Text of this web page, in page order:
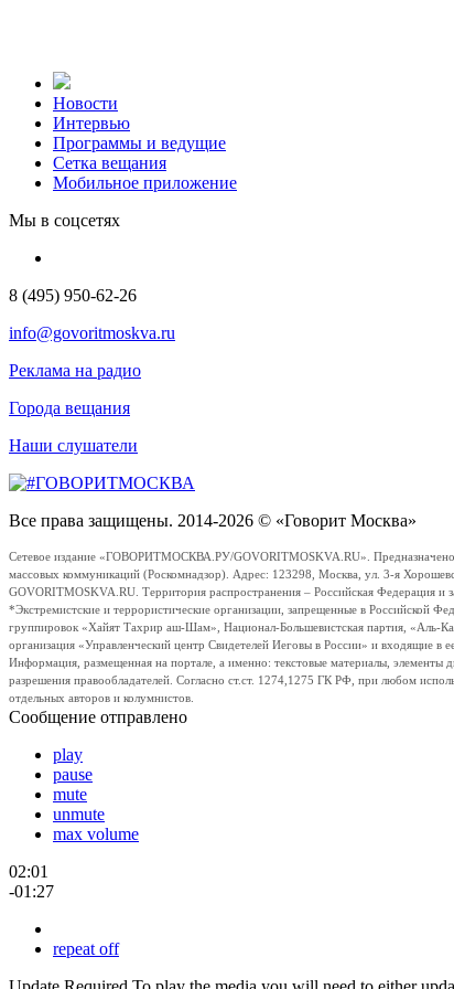
Новости
Интервью
Программы и ведущие
Сетка вещания
Мобильное приложение
Мы в соцсетях
8 (495) 950-62-26
info@govoritmoskva.ru
Реклама на радио
Города вещания
Наши слушатели
Все права защищены. 2014-2026 © «Говорит Москва»
Сетевое издание «ГОВОРИТМОСКВА.РУ/GOVORITMOSKVA.RU». Предназначено
массовых коммуникаций (Роскомнадзор). Адрес: 123298, Москва, ул. 3-я
GOVORITMOSKVA.RU. Территория распространения – Российская Федерация
*Экстремистские и террористические организации, запрещенные в
группировок «Хайят Тахрир аш-Шам», Национал-Большевистская партия, «Аль-
организация «Управленческий центр Свидетелей Иеговы в России» и входящие в
Информация, размещенная на портале, а именно: текстовые материалы,
разрешения правообладателей. Согласно ст.ст. 1274,1275 ГК РФ, при любом
отдельных авторов и колумнистов.
Сообщение отправлено
play
pause
mute
unmute
max volume
02:01
-01:27
repeat off